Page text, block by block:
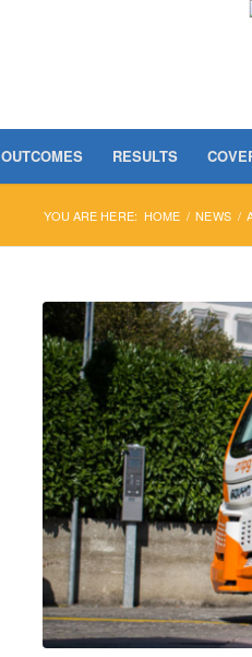
OUTCOMES RESULTS
YOU ARE HERE: HOME / NEWS /